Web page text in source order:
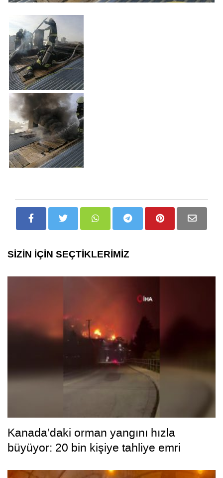
SİZİN İÇİN SEÇTİKLERİMİZ
Kanada’daki orman yangını hızla
büyüyor: 20 bin kişiye tahliye emri